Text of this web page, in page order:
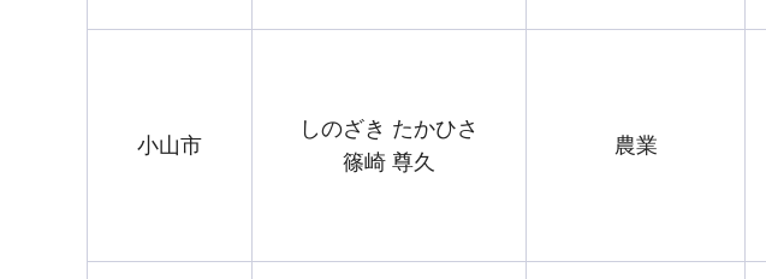
小山市
しのざき たかひさ
篠崎 尊久
農業